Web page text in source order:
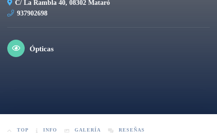
C/ La Rambla 40, 08302 Mataró
937902698
Ópticas
TOP INFO GALERÍA RESEÑAS